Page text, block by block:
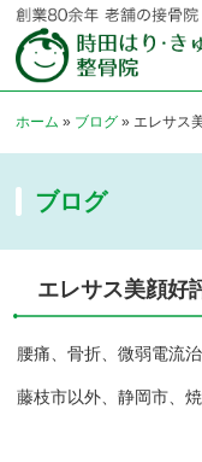
ホーム » ブログ » エレサス
ブログ
エレサス美顔好
腰痛、骨折、微弱電流
藤枝市以外、静岡市、